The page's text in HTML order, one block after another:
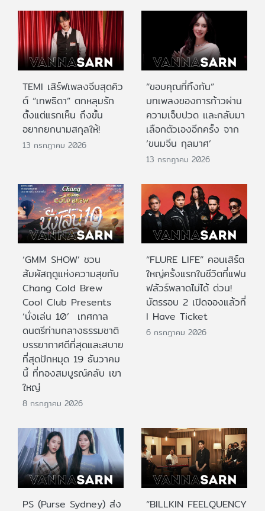
TEMI เสิร์ฟเพลงจีบสุดคิว
ต์ “เทพธิดา” ตกหลุมรัก
ตั้งแต่แรกเห็น ถึงขั้น
อยากยกนามสกุลให้!
13 กรกฎาคม 2026
“ขอบคุณที่ทิ้งกัน”
บทเพลงของการก้าวผ่าน
ความเจ็บปวด และกลับมา
เลือกตัวเองอีกครั้ง จาก
‘ขนมจีน กุลมาศ’
13 กรกฎาคม 2026
‘GMM SHOW’ ชวน
สัมผัสฤดูแห่งความสุขกับ
Chang Cold Brew
Cool Club Presents
‘นั่งเล่น 10’ เทศกาล
ดนตรีท่ามกลางธรรมชาติ
บรรยากาศดีที่สุดและสบาย
ที่สุดปักหมุด 19 ธันวาคม
นี้ ที่ทองสมบูรณ์คลับ เขา
ใหญ่
8 กรกฎาคม 2026
“FLURE LIFE” คอนเสิร์ต
ใหญ่ครั้งแรกในชีวิตที่แฟน
ฟลัวร์พลาดไม่ได้ ด่วน!
บัตรรอบ 2 เปิดจองแล้วที่
I Have Ticket
6 กรกฎาคม 2026
PS (Purse Sydney) ส่ง
“BILLKIN FEELQUENCY